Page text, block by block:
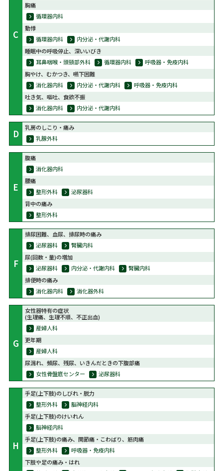
C
胸痛
循環器内科
動悸
循環器内科
内分泌・代謝内科
睡眠中の呼吸停止、深いいびき
耳鼻咽喉・頭頸部外科
循環器内科
呼吸器・免疫内科
胸やけ、むかつき、嚥下困難
消化器内科
内分泌・代謝内科
呼吸器・免疫内科
吐き気、嘔吐、食欲不振
消化器内科
内分泌・代謝内科
D
乳房のしこり・痛み
乳腺外科
E
腹痛
消化器内科
腰痛
整形外科
泌尿器科
背中の痛み
整形外科
F
排尿困難、血尿、排尿時の痛み
泌尿器科
腎臓内科
尿(回数・量)の増加
泌尿器科
内分泌・代謝内科
腎臓内科
排便時の痛み
消化器内科
消化器外科
G
女性器特有の症状
(生理痛、生理不順、不正出血)
産婦人科
更年期
産婦人科
尿漏れ、頻尿、残尿、いきんだときの下腹部痛
女性骨盤底センター
泌尿器科
H
手足(上下肢)のしびれ・脱力
整形外科
脳神経内科
手足(上下肢)のけいれん
脳神経内科
手足(上下肢)の痛み、関節痛・こわばり、筋肉痛
整形外科
呼吸器・免疫内科
下肢や足の痛み・はれ